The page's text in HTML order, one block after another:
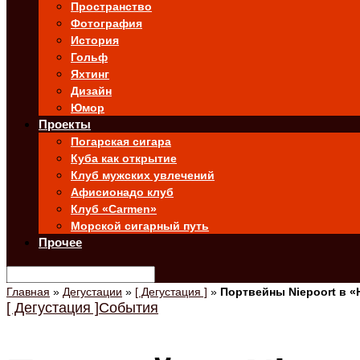
Пространство
Фотография
История
Гольф
Яхтинг
Дизайн
Юмор
Проекты
Погарская сигара
Куба как открытие
Клуб мужских увлечений
Афисионадо клуб
Клуб «Carmen»
Морской сигарный путь
Прочее
Главная » Дегустации » [ Дегустация ] » Портвейны Niepoort в
[ Дегустация ]События